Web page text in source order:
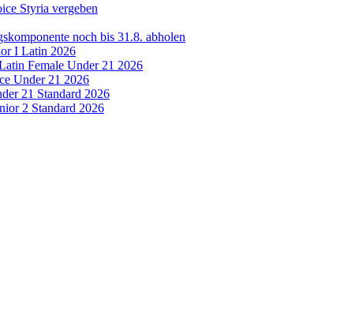
Styria vergeben
noch bis 31.8. abholen
I Latin 2026
Female Under 21 2026
Under 21 2026
21 Standard 2026
2 Standard 2026